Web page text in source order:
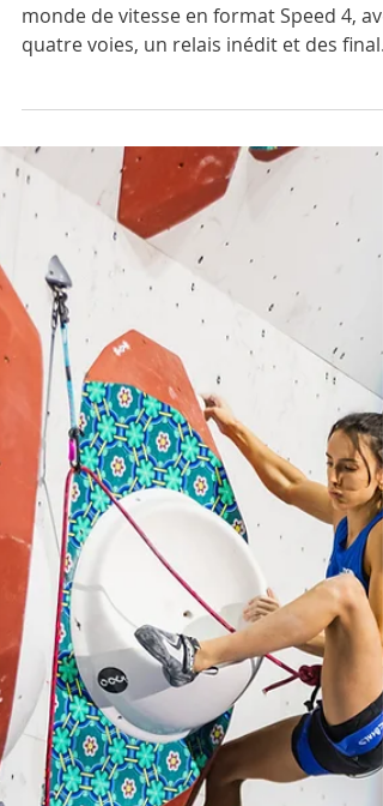
Cracovie accueille la première Coupe du
monde de vitesse en format Speed 4,
à quatre grimpeurs.